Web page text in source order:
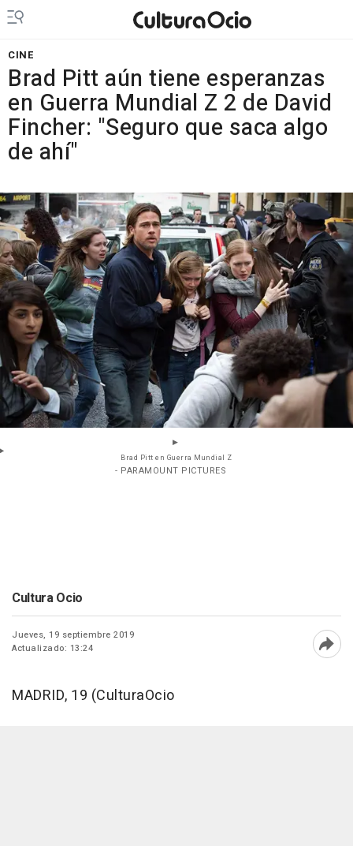
CINE
Brad Pitt aún tiene esperanzas
en Guerra Mundial Z 2 de David
Fincher: "Seguro que saca algo
de ahí"
Brad Pitt en Guerra Mundial Z
- PARAMOUNT PICTURES
Cultura Ocio
Jueves, 19 septiembre 2019
Actualizado: 13:24
MADRID, 19 (CulturaOcio